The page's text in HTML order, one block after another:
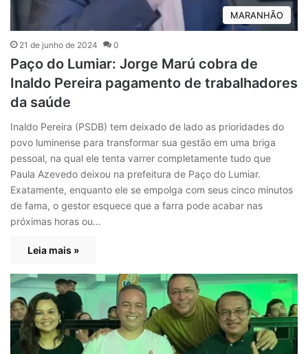
MARANHÃO
21 de junho de 2024 0
Paço do Lumiar: Jorge Marú cobra de
Inaldo Pereira pagamento de trabalhadores
da saúde
Inaldo Pereira (PSDB) tem deixado de lado as prioridades do
povo luminense para transformar sua gestão em uma briga
pessoal, na qual ele tenta varrer completamente tudo que
Paula Azevedo deixou na prefeitura de Paço do Lumiar.
Exatamente, enquanto ele se empolga com seus cinco minutos
de fama, o gestor esquece que a farra pode acabar nas
próximas horas ou…
Leia mais »